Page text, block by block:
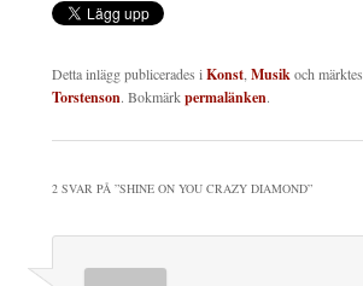
Detta inlägg publicerades i Konst Musikoch märktes
Torstenson. Bokmärkpermalänken.
2 SVAR PÅ ”SHINE ON YOU CRAZY DIAMOND”